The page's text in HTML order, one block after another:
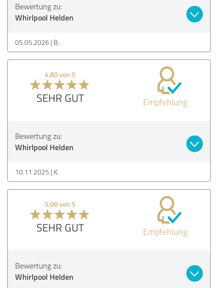
Bewertung zu:
Whirlpool Helden
05.05.2026 B.
4,80 von 5
SEHR GUT Empfehlung
Bewertung zu:
Whirlpool Helden
10.11.2025 K.
5,00 von 5
SEHR GUT Empfehlung
Bewertung zu:
Whirlpool Helden